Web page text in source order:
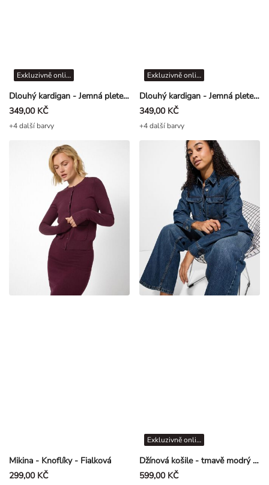
Dlouhý kardigan - Jemná pletenina - seda
Exkluzivně online
349,00 KČ
+4 další barvy
Dlouhý kardigan - Jemná pletenina - Béžová
Exkluzivně online
349,00 KČ
+4 další barvy
Mikina - Knoflíky - Fialková
299,00 KČ
Džínová košile - tmavě modrý denim - Modra
Exkluzivně online
599,00 KČ